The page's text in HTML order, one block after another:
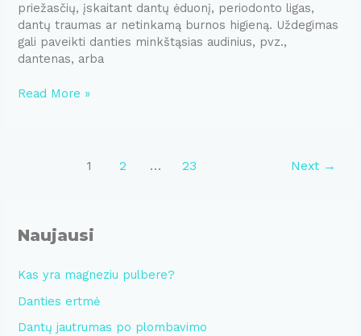
priežasčių, įskaitant dantų ėduonį, periodonto ligas,
dantų traumas ar netinkamą burnos higieną. Uždegimas
gali paveikti danties minkštąsias audinius, pvz.,
dantenas, arba
Danties
Read More »
1 2 … 23 Next →
Naujausi
Kas yra magneziu pulbere?
Danties ertmė
Dantų jautrumas po plombavimo